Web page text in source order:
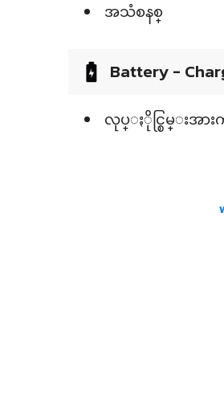
အသံစနစ္
Battery -
လုပ္ႏိုင္စြမ္းအား